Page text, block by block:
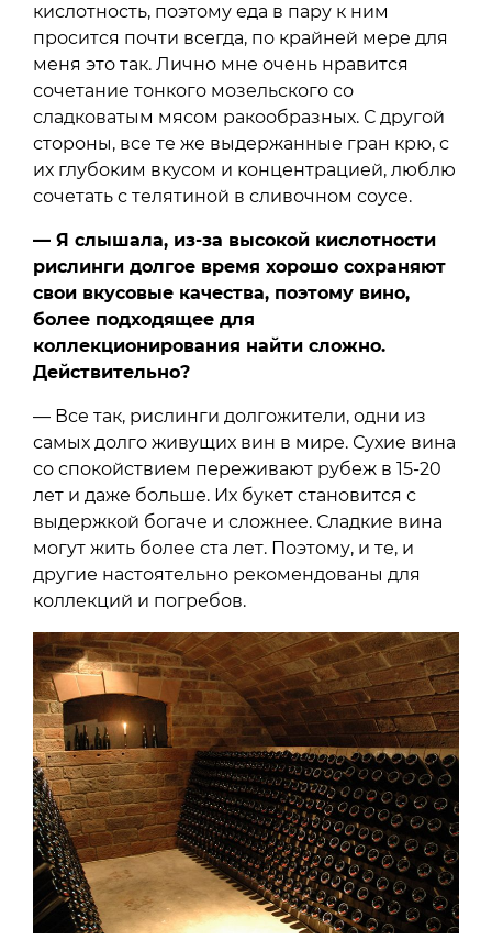
кислотность, поэтому еда в пару к ним
просится почти всегда, по крайней мере для
меня это так. Лично мне очень нравится
сочетание тонкого мозельского со
сладковатым мясом ракообразных. С другой
стороны, все те же выдержанные гран крю, с
их глубоким вкусом и концентрацией, люблю
сочетать с телятиной в сливочном соусе.
— Я слышала, из-за высокой кислотности
рислинги долгое время хорошо сохраняют
свои вкусовые качества, поэтому вино,
более подходящее для
коллекционирования найти сложно.
Действительно?
— Все так, рислинги долгожители, одни из
самых долго живущих вин в мире. Сухие вина
со спокойствием переживают рубеж в 15-20
лет и даже больше. Их букет становится с
выдержкой богаче и сложнее. Сладкие вина
могут жить более ста лет. Поэтому, и те, и
другие настоятельно рекомендованы для
коллекций и погребов.